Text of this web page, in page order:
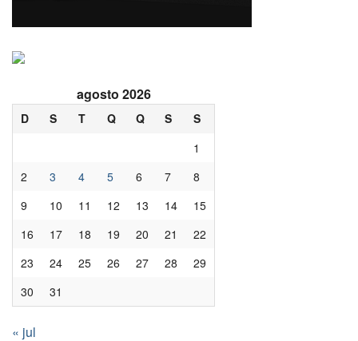
agosto 2026
D S T Q Q S
S
1
2
3 4 5 6 7
8
9
10 11 12 13 14
15
16
17 18 19 20 21
22
23
24 25 26 27 28
29
30
31
« jul